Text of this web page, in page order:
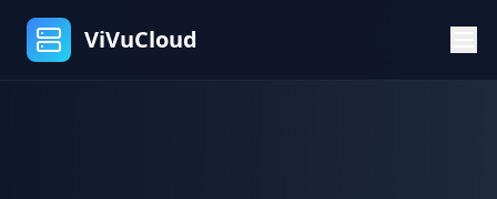
ViVuCloud